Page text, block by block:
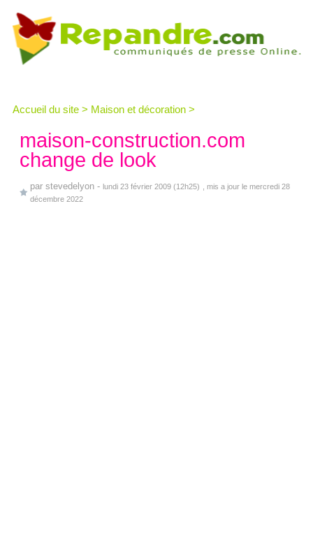
Accueil du site > Maison et décoration >
maison-construction.com
change de look
par stevedelyon - lundi 23 février 2009 (12h25)
, mis a jour le mercredi 28
décembre 2022